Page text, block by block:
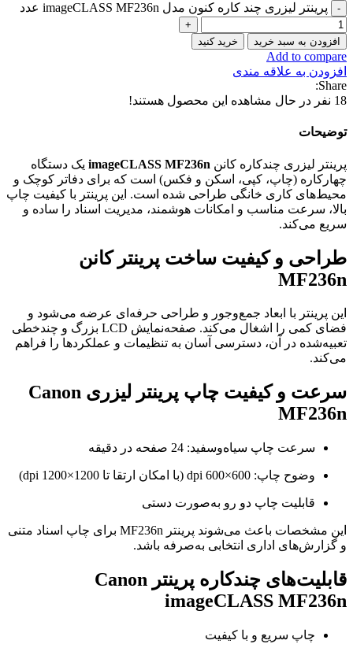
پرینتر لیزری چند کاره کنون مدل imageCLASS MF236n عدد
افزودن به سبد خرید خرید کنید
Add to compare
افزودن به علاقه مندی
Share:
18 نفر در حال مشاهده این محصول هستند!
توضیحات
پرینتر لیزری چندکاره کانن imageCLASS MF236n یک دستگاه
چهارکاره (چاپ، کپی، اسکن و فکس) است که برای دفاتر کوچک و
محیط‌های کاری خانگی طراحی شده است. این پرینتر با کیفیت چاپ
بالا، سرعت مناسب و امکانات هوشمند، مدیریت اسناد را ساده و
سریع می‌کند.
طراحی و کیفیت ساخت پرینتر کانن
MF236n
این پرینتر با ابعاد جمع‌وجور و طراحی حرفه‌ای عرضه می‌شود و
فضای کمی را اشغال می‌کند. صفحه‌نمایش LCD بزرگ و چندخطی
تعبیه‌شده در آن، دسترسی آسان به تنظیمات و عملکردها را فراهم
می‌کند.
سرعت و کیفیت چاپ پرینتر لیزری Canon
MF236n
سرعت چاپ سیاه‌وسفید: 24 صفحه در دقیقه
وضوح چاپ: 600×600 dpi (با امکان ارتقا تا 1200×1200 dpi)
قابلیت چاپ دو رو به‌صورت دستی
این مشخصات باعث می‌شوند پرینتر MF236n برای چاپ اسناد متنی
و گزارش‌های اداری انتخابی به‌صرفه باشد.
قابلیت‌های چندکاره پرینتر Canon
imageCLASS MF236n
چاپ سریع و با کیفیت